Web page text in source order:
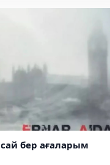
бер ағаларым